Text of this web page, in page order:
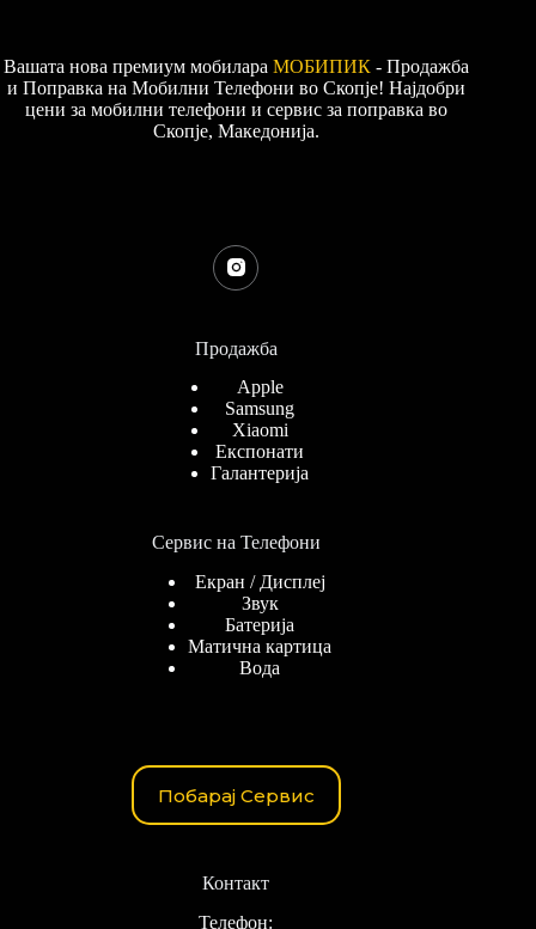
Вашата нова премиум мобилара МОБИПИК - Продажба
и Поправка на Мобилни Телефони во Скопје! Најдобри
цени за мобилни телефони и сервис за поправка во
Скопје, Македонија.
Продажба
Apple
Samsung
Xiaomi
Експонати
Галантерија
Сервис на Телефони
Екран / Дисплеј
Звук
Батерија
Матична картица
Вода
Побарај Сервис
Контакт
Телефон: